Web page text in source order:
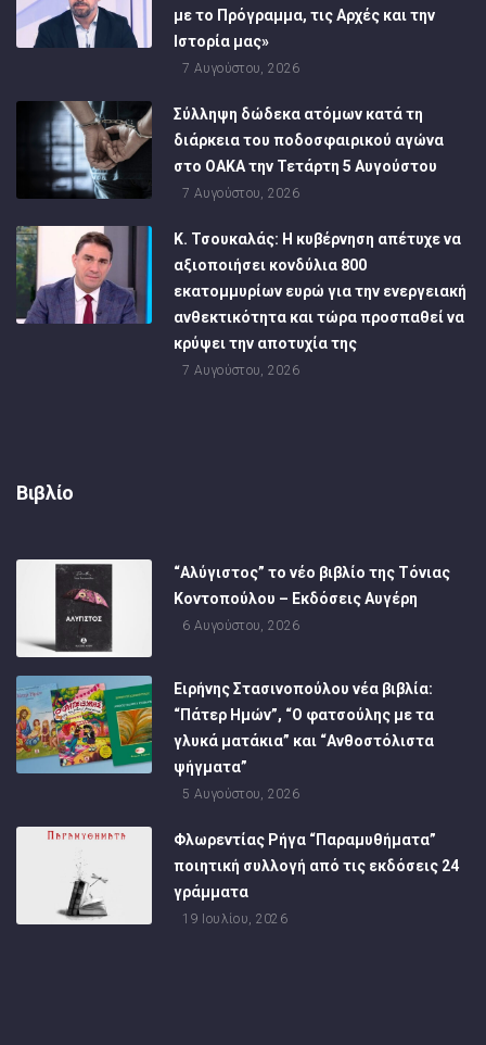
με το Πρόγραμμα, τις Αρχές και την
Ιστορία μας»
7 Αυγούστου, 2026
Σύλληψη δώδεκα ατόμων κατά τη
διάρκεια του ποδοσφαιρικού αγώνα
στο ΟΑΚΑ την Τετάρτη 5 Αυγούστου
7 Αυγούστου, 2026
Κ. Τσουκαλάς: Η κυβέρνηση απέτυχε να
αξιοποιήσει κονδύλια 800
εκατομμυρίων ευρώ για την ενεργειακή
ανθεκτικότητα και τώρα προσπαθεί να
κρύψει την αποτυχία της
7 Αυγούστου, 2026
Βιβλίο
“Αλύγιστος” το νέο βιβλίο της Τόνιας
Κοντοπούλου – Εκδόσεις Αυγέρη
6 Αυγούστου, 2026
Ειρήνης Στασινοπούλου νέα βιβλία:
“Πάτερ Ημών”, “Ο φατσούλης με τα
γλυκά ματάκια” και “Ανθοστόλιστα
ψήγματα”
5 Αυγούστου, 2026
Φλωρεντίας Ρήγα “Παραμυθήματα”
ποιητική συλλογή από τις εκδόσεις 24
γράμματα
19 Ιουλίου, 2026